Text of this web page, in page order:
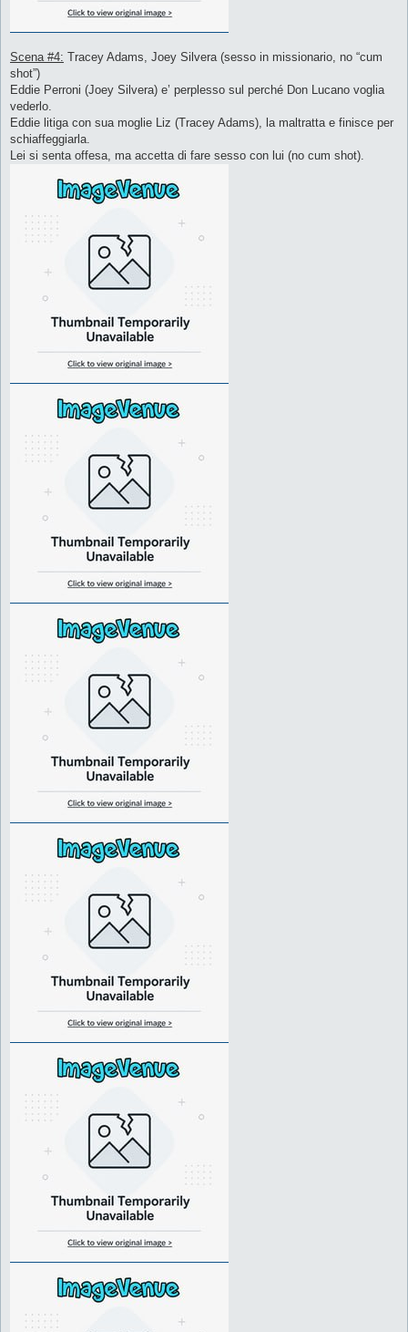
Scena #4: Tracey Adams, Joey Silvera (sesso in missionario, no “cum
shot”)
Eddie Perroni (Joey Silvera) e’ perplesso sul perché Don Lucano voglia
vederlo.
Eddie litiga con sua moglie Liz (Tracey Adams), la maltratta e finisce per
schiaffeggiarla.
Lei si senta offesa, ma accetta di fare sesso con lui (no cum shot).